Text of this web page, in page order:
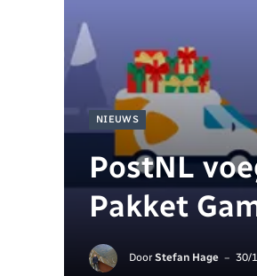
NIEUWS
PostNL
Pakket
Door Stefan Hage 30/